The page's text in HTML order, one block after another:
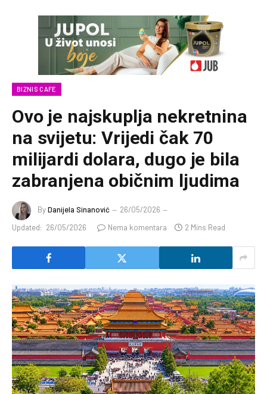
BIZNIS CAFE
Ovo je najskuplja nekretnina
na svijetu: Vrijedi čak 70
milijardi dolara, dugo je bila
zabranjena običnim ljudima
ByDanijela Sinanović
26/05/2026
Updated: 26/05/2026 Nema komentara 2 Mins Read